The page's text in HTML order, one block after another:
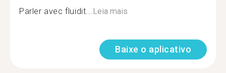
Parler avec fluidit...Leia mais
Baixe o aplicativo